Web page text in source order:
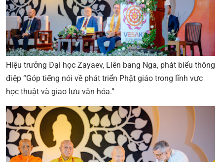
Hiệu trưởng Đại học Zayaev, Liên bang Nga, phát biểu thông
điệp “Góp tiếng nói về phát triển Phật giáo trong lĩnh vực
học thuật và giao lưu văn hóa.”